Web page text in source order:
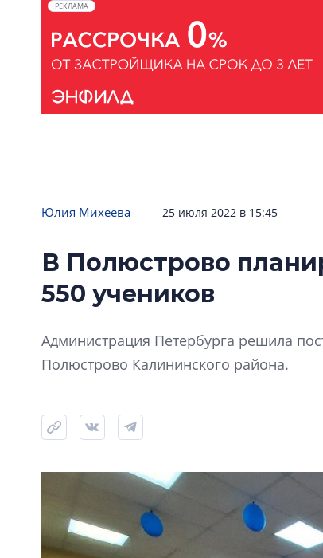
РЕКЛАМА
Юлия Михеева 25 июля 2022 в 15:45
В Полюстрово
550 учеников
Администрация Петербурга решила
Полюстрово Калининского района.